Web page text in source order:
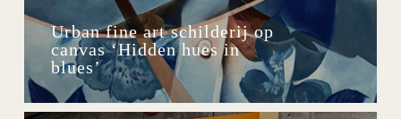
Urban fine art schilderij op
canvas ‘Hidden hues in
blues’